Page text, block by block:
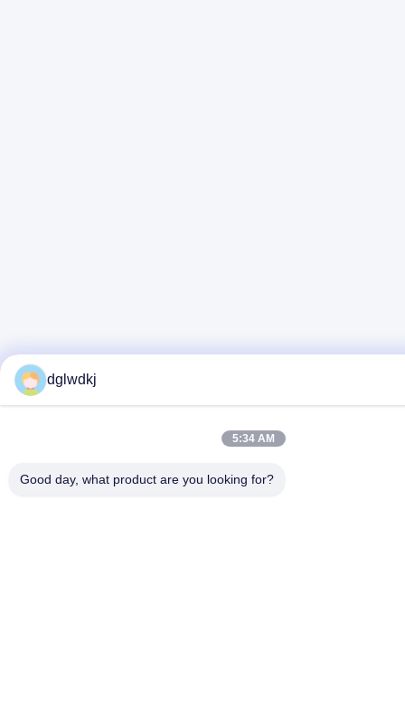
dglwdkj
5:34 AM
Good day, what product are you looking for?